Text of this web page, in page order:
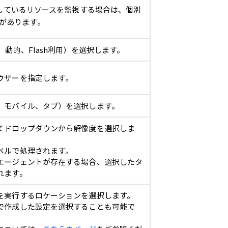
いるリソースを監視する場合は、個別
あります。
的、Flash利用）を選択します。
ーを指定します。
バイル、タブ）を選択します。
ロップダウンから解像度を選択しま
で処理されます。
ジェントが存在する場合、選択したタ
す。
行するロケーションを選択します。
成した設定を選択することも可能で